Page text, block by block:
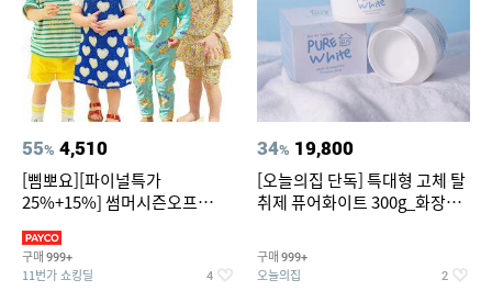
55% 4,510
[삠뽀요][파이널특가
25%+15%] 썸머시즌오프
영복/티셔츠/
구매 999+
11번가 쇼킹딜 4
34% 19,800
[오늘의집 단독] 특대형 고체 탈
취제 퓨어화이트 300g_화장실
구매 999+
오늘의집 2